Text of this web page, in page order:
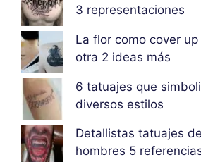
3 representaciones
La flor como cover
otra 2 ideas más
6 tatuajes que
diversos estilos
Detallistas tatuajes
hombres 5